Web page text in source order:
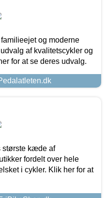
og moderne
af kvalitetscykler og
for at se deres udvalg.
største kæde af
fordelt over hele
i cykler. Klik her for at